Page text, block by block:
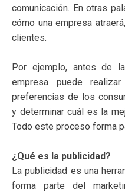
comunicación. En otras
cómo una empresa
clientes.
Por ejemplo, antes de
empresa puede
preferencias de los
y determinar cuál es la
Todo este proceso forma
¿Qué es la publicidad?
La publicidad es una
forma parte del